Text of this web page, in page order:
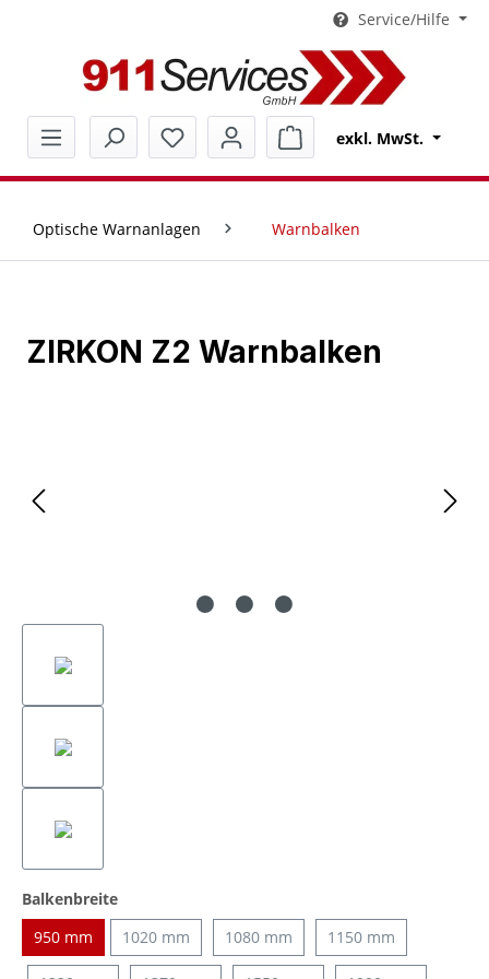
Service/Hilfe
Warenkorb enthält 0
exkl. MwSt.
Optische Warnanlagen Warnbalken
ZIRKON Z2 Warnbalken
Balkenbreiteauswählen
950 mm
1020 mm 1080 mm 1150 mm